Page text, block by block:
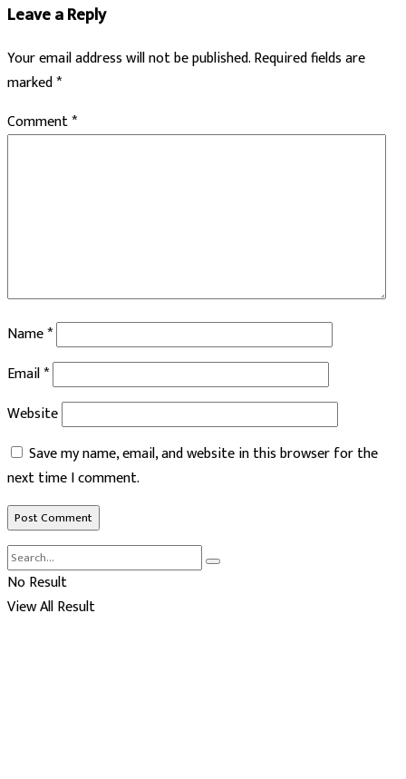
Leave a Reply
Your email address will not be published.Required fields are
marked*
Comment*
Name*
Email*
Website
Save my name, email, and website in this browser for the
next time I comment.
No Result
View All Result